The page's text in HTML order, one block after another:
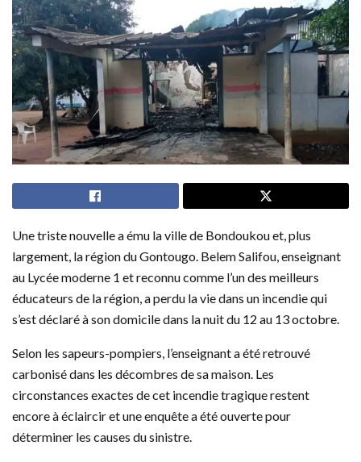
Une triste nouvelle a ému la ville de Bondoukou et, plus
largement, la région du Gontougo. Belem Salifou, enseignant
au Lycée moderne 1 et reconnu comme l’un des meilleurs
éducateurs de la région, a perdu la vie dans un incendie qui
s’est déclaré à son domicile dans la nuit du 12 au 13 octobre.
Selon les sapeurs-pompiers, l’enseignant a été retrouvé
carbonisé dans les décombres de sa maison. Les
circonstances exactes de cet incendie tragique restent
encore à éclaircir et une enquête a été ouverte pour
déterminer les causes du sinistre.